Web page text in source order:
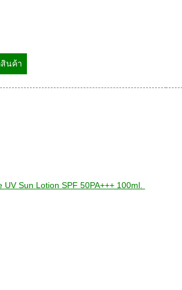
Sun Lotion SPF 50PA+++ 100ml.